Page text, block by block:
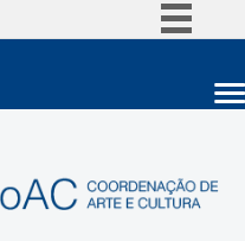
Legislação
Graduação